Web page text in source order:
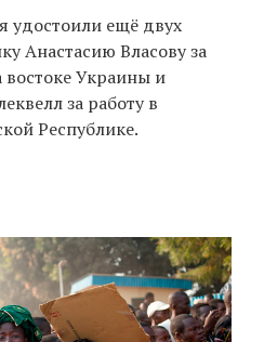
удостоили ещё двух
Анастасию Власову за
Украины и
за работу в
Республике.